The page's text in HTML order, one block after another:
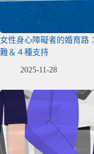
女性身心障礙者的婚育路
難＆４種支持
2025-11-28